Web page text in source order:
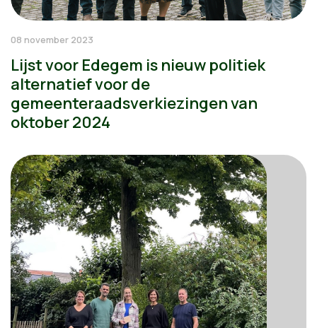
08 november 2023
Lijst voor Edegem is nieuw politiek
alternatief voor de
gemeenteraadsverkiezingen van
oktober 2024